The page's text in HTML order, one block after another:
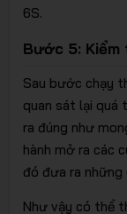
6S.
Bước 5:
Sau bước chạy
quan sát lại quá
ra đúng như
hành mở ra các
đó đưa ra những
Như vậy có thể